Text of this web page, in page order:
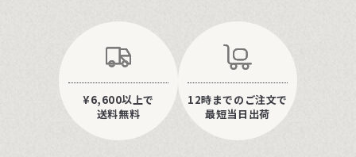
¥6,600以上で
送料無料
12時までのご注文で
最短当日出荷